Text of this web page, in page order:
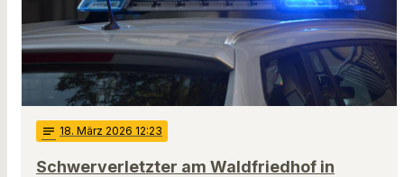
notes 18. März 2026 12:23
Schwerverletzter am Waldfriedhof in